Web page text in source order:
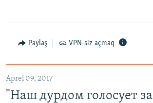
Paylaş VPN-siz açmaq
Aprel 09, 2017
"Наш дурдом голосует за